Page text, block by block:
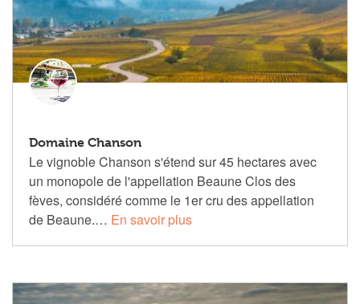
Domaine Chanson
Le vignoble Chanson s'étend sur 45 hectares avec
un monopole de l'appellation Beaune Clos des
fèves, considéré comme le 1er cru des appellation
de Beaune.… En savoir plus